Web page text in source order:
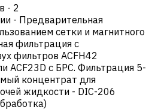
- 2
- Предварительная
сетки и магнитного
фильтрация с
фильтров ACFH42
ACF23D с БРС. Фильтрация 5-
концентрат для
жидкости - DIC-206